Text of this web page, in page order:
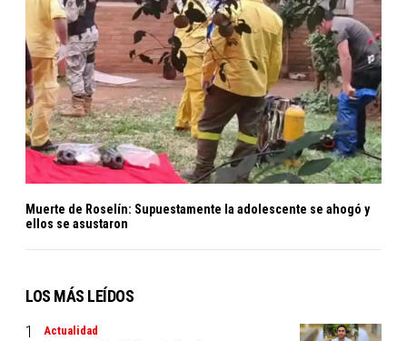
Muerte de Roselín: Supuestamente la adolescente se ahogó y
ellos se asustaron
LOS MÁS LEÍDOS
Actualidad